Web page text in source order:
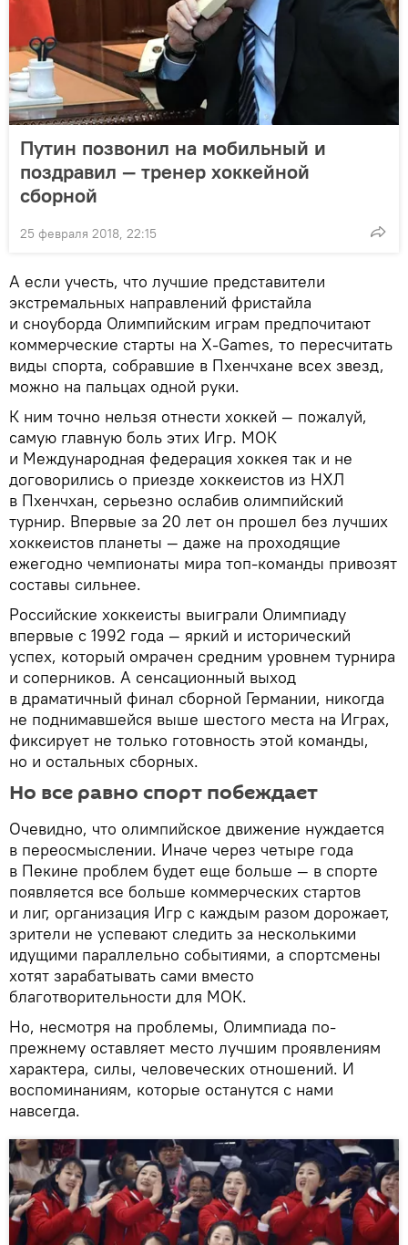
Путин позвонил на мобильный и
поздравил — тренер хоккейной
сборной
25 февраля 2018, 22:15
А если учесть, что лучшие представители
экстремальных направлений фристайла
и сноуборда Олимпийским играм предпочитают
коммерческие старты на Х-Games, то пересчитать
виды спорта, собравшие в Пхенчхане всех звезд,
можно на пальцах одной руки.
К ним точно нельзя отнести хоккей — пожалуй,
самую главную боль этих Игр. МОК
и Международная федерация хоккея так и не
договорились о приезде хоккеистов из НХЛ
в Пхенчхан, серьезно ослабив олимпийский
турнир. Впервые за 20 лет он прошел без лучших
хоккеистов планеты — даже на проходящие
ежегодно чемпионаты мира топ-команды привозят
составы сильнее.
Российские хоккеисты выиграли Олимпиаду
впервые с 1992 года — яркий и исторический
успех, который омрачен средним уровнем турнира
и соперников. А сенсационный выход
в драматичный финал сборной Германии, никогда
не поднимавшейся выше шестого места на Играх,
фиксирует не только готовность этой команды,
но и остальных сборных.
Но все равно спорт побеждает
Очевидно, что олимпийское движение нуждается
в переосмыслении. Иначе через четыре года
в Пекине проблем будет еще больше — в спорте
появляется все больше коммерческих стартов
и лиг, организация Игр с каждым разом дорожает,
зрители не успевают следить за несколькими
идущими параллельно событиями, а спортсмены
хотят зарабатывать сами вместо
благотворительности для МОК.
Но, несмотря на проблемы, Олимпиада по-
прежнему оставляет место лучшим проявлениям
характера, силы, человеческих отношений. И
воспоминаниям, которые останутся с нами
навсегда.